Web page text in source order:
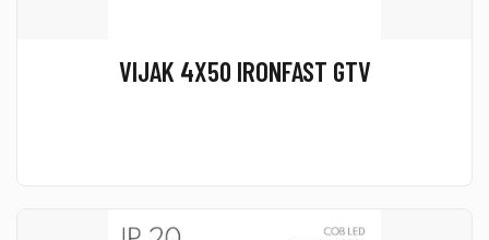
VIJAK 4X50 IRONFAST GTV